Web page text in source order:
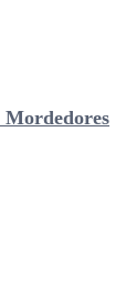
Mordedores